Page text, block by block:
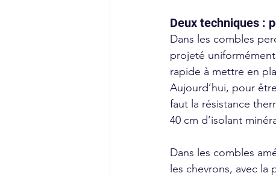
Deux techniques :
Dans les combles
projeté
rapide à mettre en
Aujourd’hui, pour
faut la résistance
40 cm d’isolant
Dans les combles
les chevrons, avec